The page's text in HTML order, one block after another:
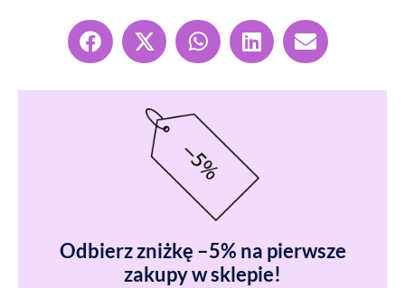
Odbierz zniżkę –5% na pierwsze
zakupy w sklepie!